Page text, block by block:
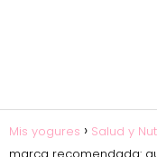
Mis yogures Salud y
marca recomendada: